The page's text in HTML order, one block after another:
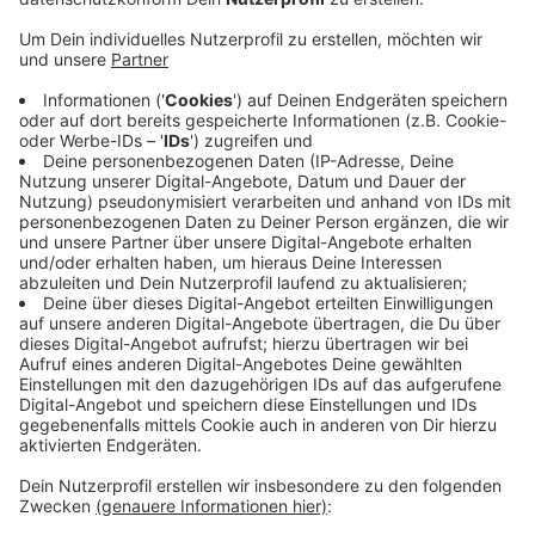
Dazu aufgerufen hat das Krefelder Friedensbündnis.
Los geht es um 14 Uhr vor dem Krefelder Rathaus.
Von dort aus bricht der Ostermarsch zu sechs
verschiedenen Stationen auf. Die führen zum Beispiel
über den Ostwall, vorbei am Helios-Klinikum und den
Starkwerken. Das Ziel ist der Joseph-Beuyes-Platz -
das alles unter der Überschrift "Friedenswende statt
Zeitenwende", in Anspielung an die Rede von Kanzler
Scholz nach Ausbruch des Ukraine-Kriegs. Der wird
auch in diesem Jahr das Hauptthema der meisten
Ostermärsche sein.
Anzeige